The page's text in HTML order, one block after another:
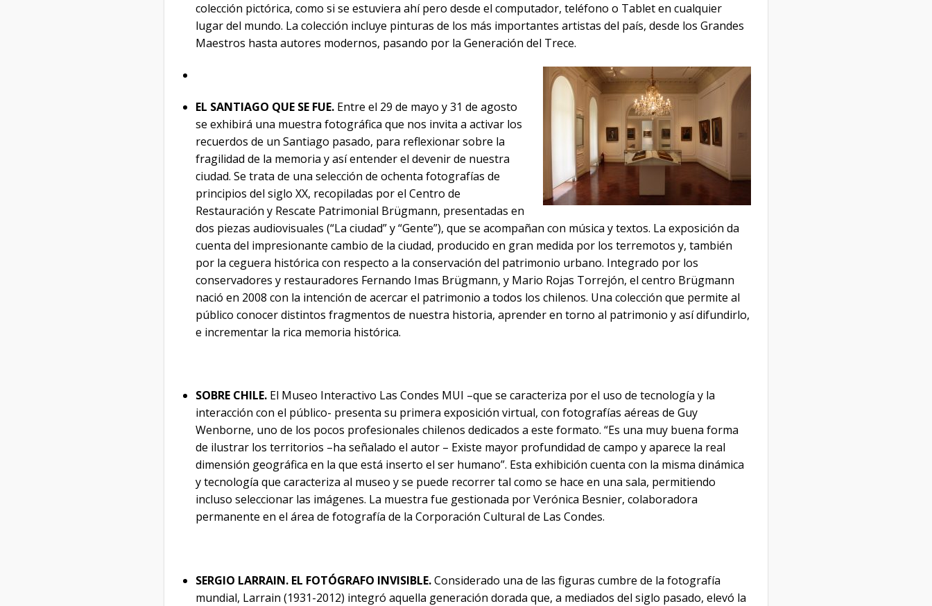
colección pictórica, como si se estuviera ahí pero desde el computador, teléfono o Tablet en cualquier
lugar del mundo. La colección incluye pinturas de los más importantes artistas del país, desde los Grandes
Maestros hasta autores modernos, pasando por la Generación del Trece.
EL SANTIAGO QUE SE FUE. Entre el 29 de mayo y 31 de agosto
se exhibirá una muestra fotográfica que nos invita a activar los
recuerdos de un Santiago pasado, para reflexionar sobre la
fragilidad de la memoria y así entender el devenir de nuestra
ciudad. Se trata de una selección de ochenta fotografías de
principios del siglo XX, recopiladas por el Centro de
Restauración y Rescate Patrimonial Brügmann, presentadas en
dos piezas audiovisuales (“La ciudad” y “Gente”), que se acompañan con música y textos. La exposición da
cuenta del impresionante cambio de la ciudad, producido en gran medida por los terremotos y, también
por la ceguera histórica con respecto a la conservación del patrimonio urbano. Integrado por los
conservadores y restauradores Fernando Imas Brügmann, y Mario Rojas Torrejón, el centro Brügmann
nació en 2008 con la intención de acercar el patrimonio a todos los chilenos. Una colección que permite al
público conocer distintos fragmentos de nuestra historia, aprender en torno al patrimonio y así difundirlo,
e incrementar la rica memoria histórica.
SOBRE CHILE. El Museo Interactivo Las Condes MUI –que se caracteriza por el uso de tecnología y la
interacción con el público- presenta su primera exposición virtual, con fotografías aéreas de Guy
Wenborne, uno de los pocos profesionales chilenos dedicados a este formato. “Es una muy buena forma
de ilustrar los territorios –ha señalado el autor – Existe mayor profundidad de campo y aparece la real
dimensión geográfica en la que está inserto el ser humano”. Esta exhibición cuenta con la misma dinámica
y tecnología que caracteriza al museo y se puede recorrer tal como se hace en una sala, permitiendo
incluso seleccionar las imágenes. La muestra fue gestionada por Verónica Besnier, colaboradora
permanente en el área de fotografía de la Corporación Cultural de Las Condes.
SERGIO LARRAIN. EL FOTÓGRAFO INVISIBLE.Considerado una de las figuras cumbre de la fotografía
mundial, Larrain (1931-2012) integró aquella generación dorada que, a mediados del siglo pasado, elevó la